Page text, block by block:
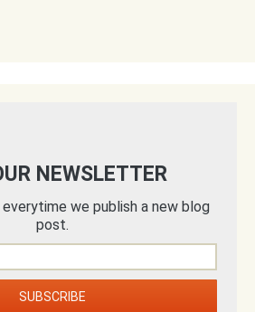
NEWSLETTER
we publish a new blog
post.